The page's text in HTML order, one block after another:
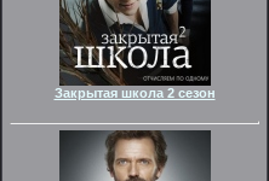
Закрытая школа 2 сезон